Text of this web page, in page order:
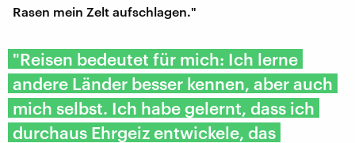
Rasen mein Zelt aufschlagen."
"Reisen bedeutet für mich: Ich lerne
andere Länder besser kennen, aber auch
mich selbst. Ich habe gelernt, dass ich
durchaus Ehrgeiz entwickele, das